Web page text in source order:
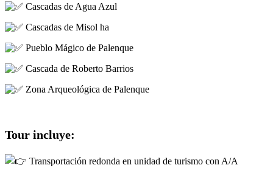
Cascadas de Agua Azul
Cascadas de Misol ha
Pueblo Mágico de Palenque
Cascada de Roberto Barrios
Zona Arqueológica de Palenque
Tour incluye:
Transportación redonda en unidad de turismo con A/A